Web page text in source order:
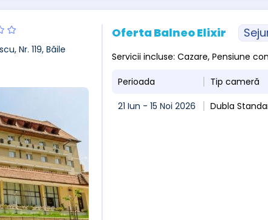
Nr. 119, Băile
Oferta Balneo Elixir
Servicii incluse: Cazare, Pensiune
Perioada Tip cameră
21 Iun - 15 Noi 2026
Dubla